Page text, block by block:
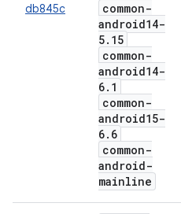
db845c
common-
android14-
5. 15
common-
android14-
6. 1
common-
android15-
6. 6
common-
android-
mainline